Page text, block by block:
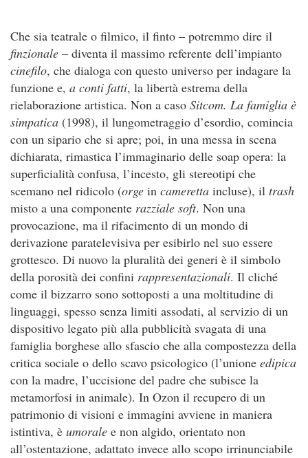
Che sia teatrale o filmico, il finto – potremmo dire il
finzionale – diventa il massimo referente dell’impianto
cinefilo, che dialoga con questo universo per indagare la
funzione e, a conti fatti, la libertà estrema della
rielaborazione artistica. Non a caso Sitcom. La famiglia è
simpatica (1998), il lungometraggio d’esordio, comincia
con un sipario che si apre; poi, in una messa in scena
dichiarata, rimastica l’immaginario delle soap opera: la
superficialità confusa, l’incesto, gli stereotipi che
scemano nel ridicolo (orge in cameretta incluse), il trash
misto a una componente razziale soft. Non una
provocazione, ma il rifacimento di un mondo di
derivazione paratelevisiva per esibirlo nel suo essere
grottesco. Di nuovo la pluralità dei generi è il simbolo
della porosità dei confini rappresentazionali. Il cliché
come il bizzarro sono sottoposti a una moltitudine di
linguaggi, spesso senza limiti assodati, al servizio di un
dispositivo legato più alla pubblicità svagata di una
famiglia borghese allo sfascio che alla compostezza della
critica sociale o dello scavo psicologico (l’unione edipica
con la madre, l’uccisione del padre che subisce la
metamorfosi in animale). In Ozon il recupero di un
patrimonio di visioni e immagini avviene in maniera
istintiva, è umorale e non algido, orientato non
all’ostentazione, adattato invece allo scopo irrinunciabile